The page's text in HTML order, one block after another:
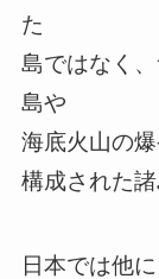
た
島ではなく
島や
海底火山の
構成された諸
日本では他に